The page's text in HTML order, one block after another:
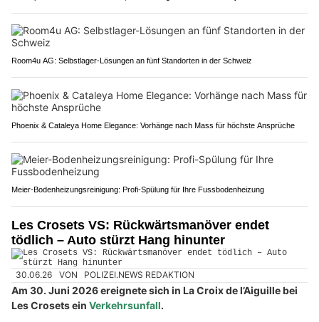
Room4u AG: Selbstlager-Lösungen an fünf Standorten in der Schweiz
Phoenix & Cataleya Home Elegance: Vorhänge nach Mass für höchste Ansprüche
Meier-Bodenheizungsreinigung: Profi-Spülung für Ihre Fussbodenheizung
Les Crosets VS: Rückwärtsmanöver endet
tödlich – Auto stürzt Hang hinunter
30.06.26 VON POLIZEI.NEWS REDAKTION
Am 30. Juni 2026 ereignete sich in La Croix de l’Aiguille bei
Les Crosets ein Verkehrsunfall.